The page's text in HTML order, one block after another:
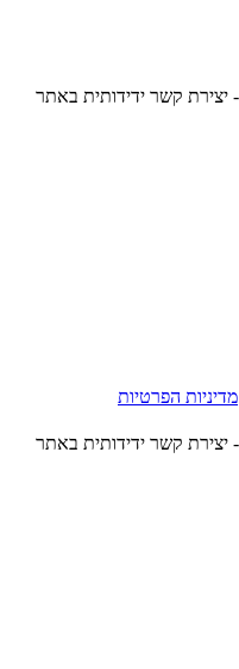
מדיניות הפרטיות